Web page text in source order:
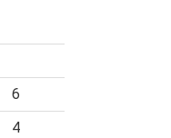
6
4